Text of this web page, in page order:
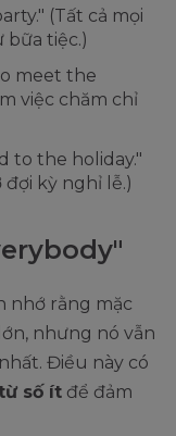
(Tất cả mọi
bữa tiệc.)
meet the
việc chăm chỉ
to the holiday."
kỳ nghỉ lễ.)
nhớ rằng mặc
nhưng nó vẫn
Điều này có
số ít để đảm